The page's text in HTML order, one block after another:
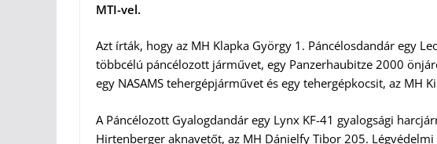
MTI-vel.
Azt írták, hogy az MH Klapka György 1. Páncélosdandár egy
többcélú páncélozott járművet, egy Panzerhaubitze 2000
egy NASAMS tehergépjárművet és egy tehergépkocsit, az MH
A Páncélozott Gyalogdandár egy Lynx KF-41 gyalogsági
Hirtenberger aknavetőt, az MH Dánielfy Tibor 205. Légvédelmi